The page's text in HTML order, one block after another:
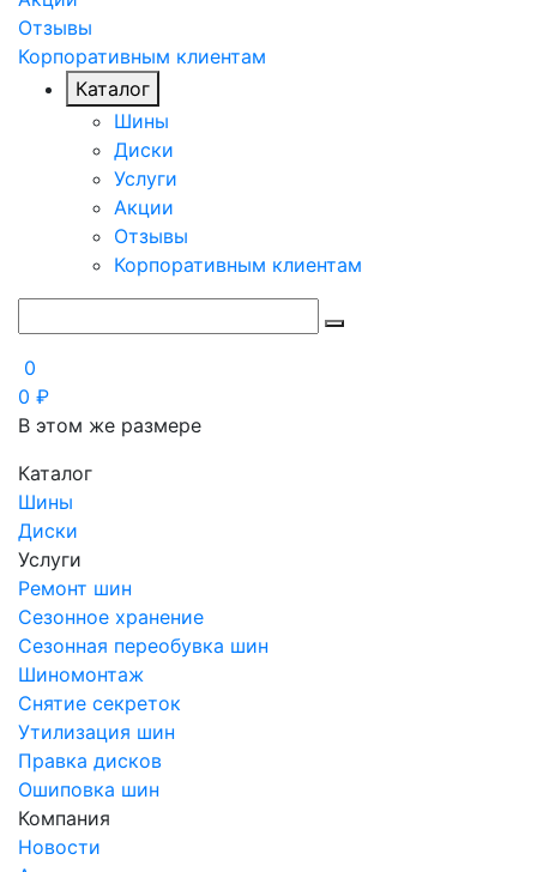
Отзывы
Корпоративным клиентам
Каталог
Шины
Диски
Услуги
Акции
Отзывы
Корпоративным клиентам
0
0 ₽
В этом же размере
Каталог
Шины
Диски
Услуги
Ремонт шин
Сезонное хранение
Сезонная переобувка шин
Шиномонтаж
Снятие секреток
Утилизация шин
Правка дисков
Ошиповка шин
Компания
Новости